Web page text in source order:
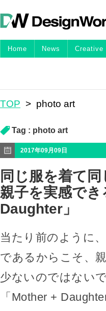
Home News Creative
TOP > photo art
Tag : photo art
2017年09月09日
同じ服を着て
親子を実感で
Daughter」
当たり前のように
であるからこそ、
少ないのではない
「Mother +